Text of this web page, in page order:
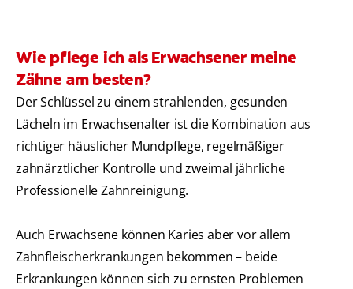
Wie pflege ich als Erwachsener meine
Zähne am besten?
Der Schlüssel zu einem strahlenden, gesunden
Lächeln im Erwachsenalter ist die Kombination aus
richtiger häuslicher Mundpflege, regelmäßiger
zahnärztlicher Kontrolle und zweimal jährliche
Professionelle Zahnreinigung.
Auch Erwachsene können Karies aber vor allem
Zahnfleischerkrankungen bekommen – beide
Erkrankungen können sich zu ernsten Problemen